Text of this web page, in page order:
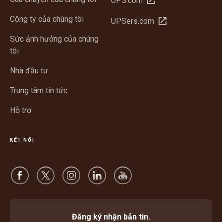
Công ty của chúng tôi
Sức ảnh hưởng của chúng
tôi
Nhà đầu tư
Trung tâm tin tức
Hỗ trợ
cửa
UPSers.com Mở
KẾT NỐI
Đăng ký nhận bản tin.